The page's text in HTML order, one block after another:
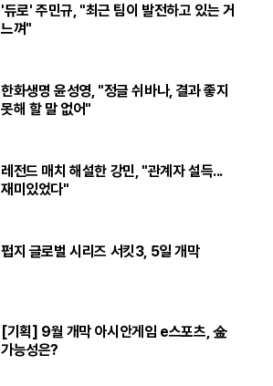
'듀로' 주민규, "최근 팀이 발전하고 있는 거
느껴"
한화생명 윤성영, "정글 쉬바나, 결과 좋지
못해 할 말 없어"
레전드 매치 해설한 강민, "관계자 설득...
재미있었다"
펍지 글로벌 시리즈 서킷3, 5일 개막
[기획] 9월 개막 아시안게임 e스포츠, 金
가능성은?